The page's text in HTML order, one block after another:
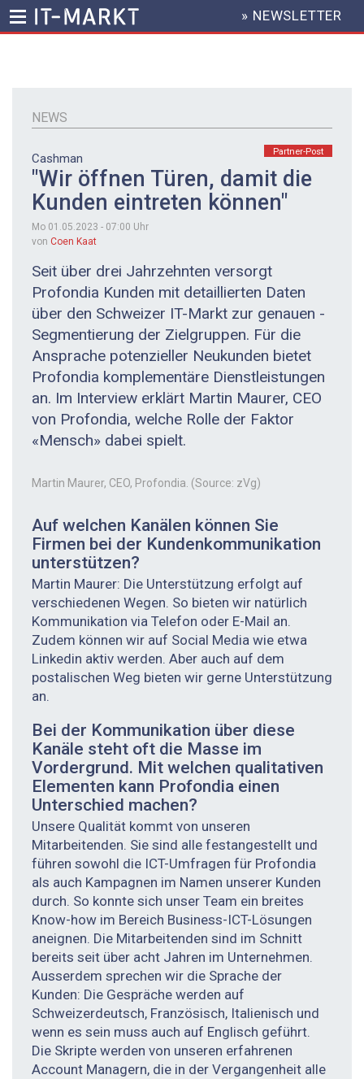
HEADER
MENU
» NEWSLETTER
NEWS
Partner-Post
Cashman
"Wir öffnen Türen, damit die
Kunden eintreten können"
Mo 01.05.2023 - 07:00 Uhr
von Coen Kaat
Seit über drei Jahrzehnten versorgt
Profondia Kunden mit detaillierten Daten
über den Schweizer IT-Markt zur genauen ­
Segmentierung der Zielgruppen. Für die
Ansprache potenzieller Neukunden bietet
Profondia komplementäre Dienstleistungen
an. Im Interview erklärt Martin Maurer, CEO
von Profondia, welche Rolle der Faktor
«Mensch» dabei spielt.
Martin Maurer, CEO, Profondia. (Source: zVg)
Auf welchen Kanälen können Sie
Firmen bei der Kunden­kommunikation
unterstützen?
Martin Maurer: Die Unterstützung erfolgt auf
verschiedenen Wegen. So bieten wir natürlich
Kommunikation via Telefon oder E-Mail an.
Zudem können wir auf Social Media wie etwa
Linkedin aktiv werden. Aber auch auf dem
postalischen Weg bieten wir gerne Unterstützung
an.
Bei der Kommunikation über diese
Kanäle steht oft die Masse im
Vordergrund. Mit welchen qualitativen
Elementen kann Profondia einen
Unterschied machen?
Unsere Qualität kommt von unseren
Mitarbeitenden. Sie sind alle festangestellt und
führen sowohl die ICT-Umfragen für Profondia
als auch Kampagnen im Namen unserer Kunden
durch. So konnte sich unser Team ein breites
Know-how im Bereich Business-ICT-Lösungen
aneignen. Die Mitarbeitenden sind im Schnitt
bereits seit über acht Jahren im Unternehmen.
Ausserdem sprechen wir die Sprache der
Kunden: Die Gespräche werden auf
Schweizerdeutsch, Französisch, Italienisch und
wenn es sein muss auch auf Englisch geführt.
Die Skripte werden von unseren erfahrenen
Account Managern, die in der Vergangenheit alle